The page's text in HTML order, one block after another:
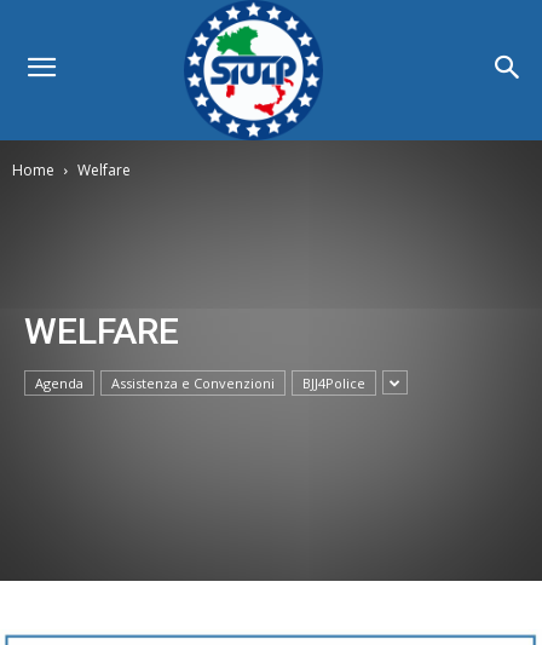
Home Welfare
WELFARE
Agenda Assistenza e Convenzioni BJJ4Police